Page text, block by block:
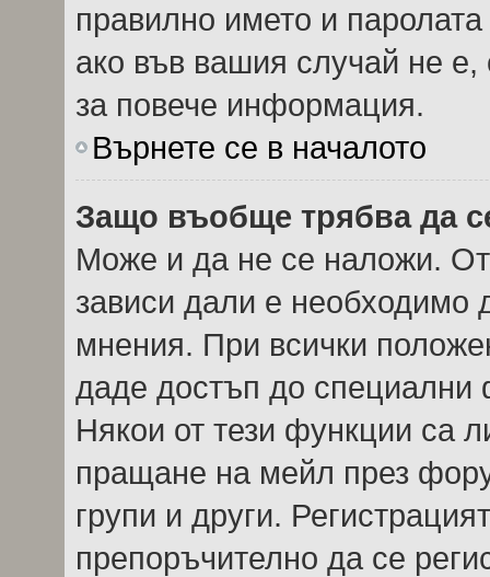
правилно името и
ако във вашия случай не е,
за повече информация.
Върнете се в началото
Защо въобще трябва да
Може и да не се наложи.
зависи дали е необходимо
мнения. При всички
даде достъп до специални
Някои от тези функции са
пращане на мейл през
групи и други.
препоръчително да се